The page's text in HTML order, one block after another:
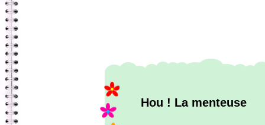
Hou ! La menteuse